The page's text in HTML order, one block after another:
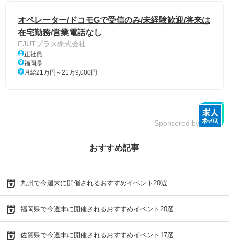
オペレーター/ドコモGで受信のみ/未経験歓迎/将来は
在宅勤務/営業電話なし
FJUTプラス株式会社
正社員
福岡県
月給21万円～21万9,000円
Sponsored by
おすすめ記事
九州で今週末に開催されるおすすめイベント20選
福岡県で今週末に開催されるおすすめイベント20選
佐賀県で今週末に開催されるおすすめイベント17選